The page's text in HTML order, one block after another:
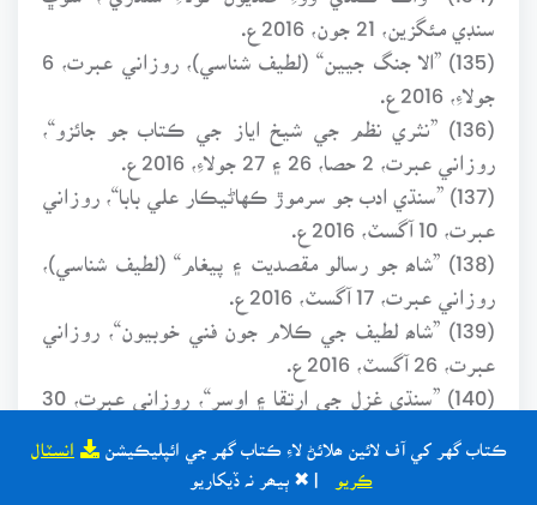
ڪتاب گهر کي آف لائين ھلائڻ لاءِ ڪتاب گهر جي ائپليڪيشن انسٽال
| ✖ ٻيھر نہ ڏيکاريو
سنڊي مئگزين، 21 جون، 2016ع.
(135) ”الا جنگ جيين“ (لطيف شناسي)، روزاني عبرت، 6
جولاءِ، 2016ع.
(136) ”نثري نظم جي شيخ اياز جي ڪتاب جو جائزو“،
روزاني عبرت، 2 حصا، 26 ۽ 27 جولاءِ، 2016ع.
(137) ”سنڌي ادب جو سرموڙ ڪهاڻيڪار علي بابا“، روزاني
(138) ”شاھ جو رسالو مقصديت ۽ پيغام“ (لطيف شناسي)،
روزاني عبرت، 17 آگسٽ، 2016ع.
(139) ”شاھ لطيف جي ڪلام جون فني خوبيون“، روزاني
(140) ”سنڌي غزل جي ارتقا ۽ اوسر“، روزاني عبرت، 30
(141) ”نير منهنجي نينهن اُجاري اڇو ڪيو“، روزاني
عبرت، (ٻه حصا) 21 ۽ 22 سيپٽمبر، 2016ع.